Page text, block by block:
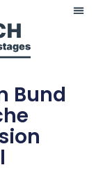
Bund